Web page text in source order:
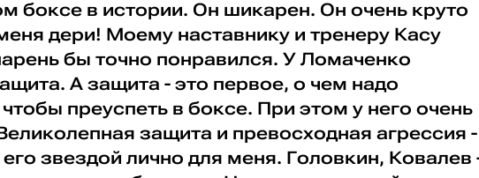
боксе в истории. Он шикарен. Он очень круто
дери! Моему наставнику и тренеру Касу
бы точно понравился. У Ломаченко
А защита - это первое, о чем надо
преуспеть в боксе. При этом у него очень
защита и превосходная агрессия -
его звездой лично для меня. Головкин, Ковалев